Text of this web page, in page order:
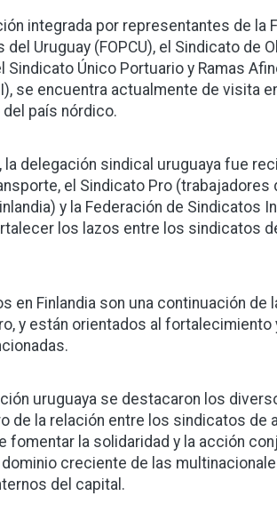
integrada por representantes de la
del Uruguay (FOPCU), el Sindicato de
Sindicato Único Portuario y Ramas
se encuentra actualmente de visita
país nórdico.
la delegación sindical uruguaya fue
el Sindicato Pro (trabajadores
y la Federación de Sindicatos
los lazos entre los sindicatos
en Finlandia son una continuación
y están orientados al
uruguaya se destacaron los
de la relación entre los sindicatos
fomentar la solidaridad y la acción
dominio creciente de las
del capital.